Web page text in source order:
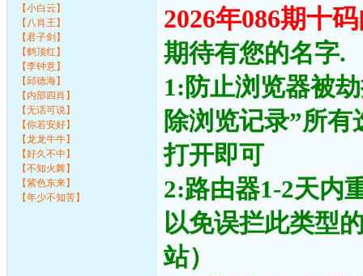
【小白云】
【八肖王】
【君子剑】
【鹤顶红】
【李钟意】
【邱德海】
【内部四肖】
【无话可说】
【你若安好】
【龙龙牛牛】
【好久不中】
【不知火舞】
【紫色东来】
【年少不知苦】
2026年086期十
期待有您的名字.
1:防止浏览器被
除浏览记录”所
打开即可
2:路由器1-2天内
以免误拦此类型
站）